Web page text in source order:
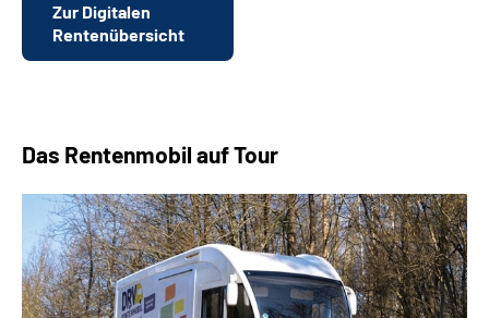
Zur Digitalen
Rentenübersicht
Das Rentenmobil auf Tour